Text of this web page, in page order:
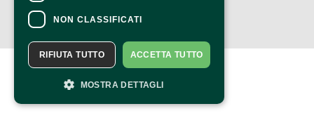
NON CLASSIFICATI
ACCETTA TUTTO
RIFIUTA TUTTO
MOSTRA DETTAGLI